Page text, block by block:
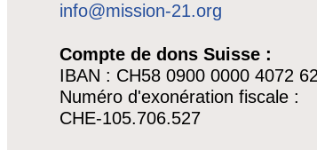
info@mission-21.org
Compte de dons Suisse :
IBAN : CH58 0900 0000 4072
Numéro d'exonération fiscale :
CHE-105.706.527